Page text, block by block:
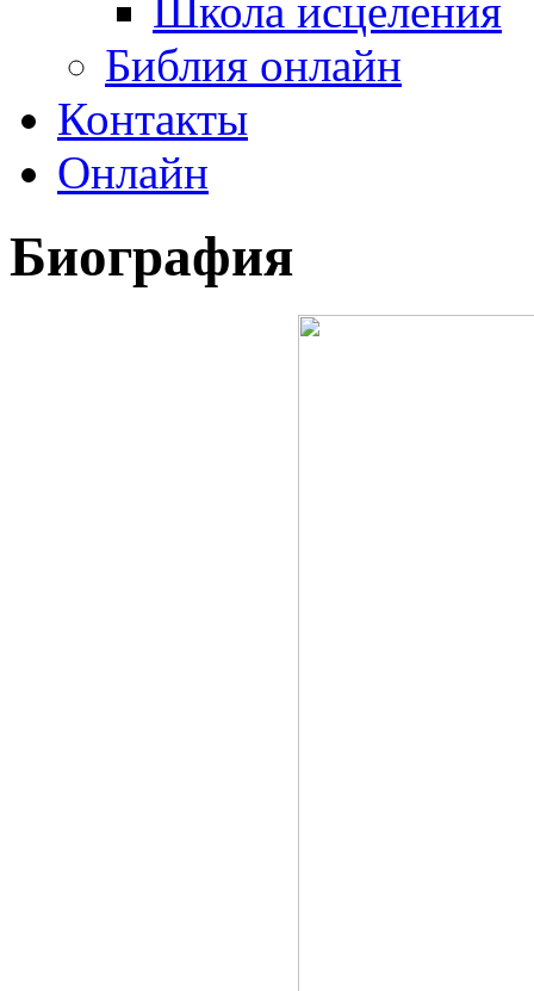
Школа исцеления
Библия онлайн
Контакты
Онлайн
Биография